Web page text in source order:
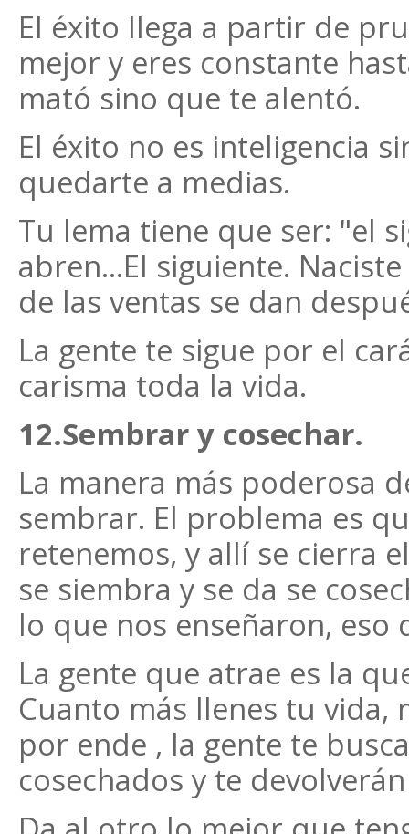
El éxito llega a partir de
mejor y eres constante
mató sino que te alentó.
El éxito no es inteligencia
quedarte a medias.
Tu lema tiene que ser: "el
abren...El siguiente.
de las ventas se dan
La gente te sigue por el
carisma toda la vida.
12.Sembrar y cosechar.
La manera más poderosa
sembrar. El problema es
retenemos, y allí se cierra
se siembra y se da se
lo que nos enseñaron,
La gente que atrae es la
Cuanto más llenes tu vida,
por ende , la gente te
cosechados y te